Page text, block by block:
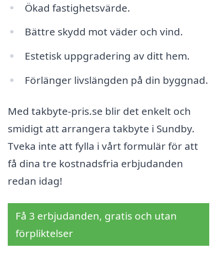
Ökad fastighetsvärde.
Bättre skydd mot väder och vind.
Estetisk uppgradering av ditt hem.
Förlänger livslängden på din byggnad.
Med takbyte-pris.se blir det enkelt och
smidigt att arrangera takbyte i Sundby.
Tveka inte att fylla i vårt formulär för att
få dina tre kostnadsfria erbjudanden
redan idag!
Få 3 erbjudanden, gratis och utan
förpliktelser